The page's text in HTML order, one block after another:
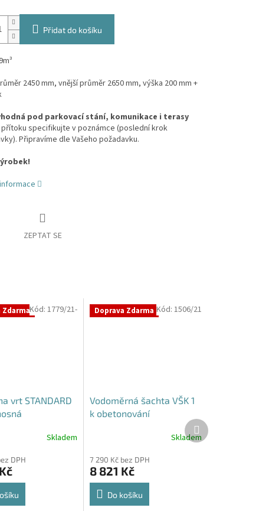
Přidat do košíku
2450 mm, vnější průměr 2650 mm, výška 200 mm +
pod parkovací stání, komunikace i terasy
specifikujte v poznámce (poslední krok
Připravíme dle Vašeho požadavku.
ZEPTAT SE
Zdarma
vrt STANDARD
Skladem
DPH
Kód:1779/21- Doprava Zdarma
Vodoměrná šachta VŠK 1
k obetonování
Skladem
7 290 Kč bez DPH
8 821 Kč
Do košíku
Kód: 1506/21
Další
produkt